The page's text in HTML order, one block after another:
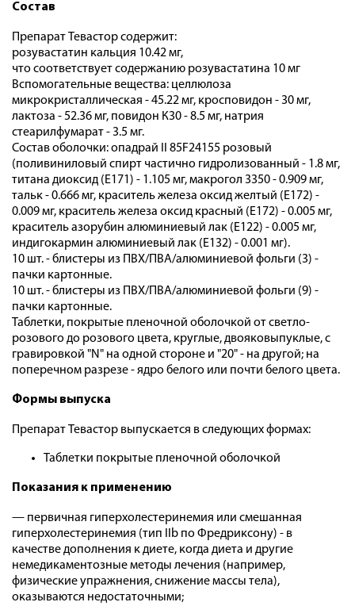
Состав
Препарат Тевастор содержит:
розувастатин кальция 10.42 мг,
что соответствует содержанию розувастатина 10 мг
Вспомогательные вещества: целлюлоза
микрокристаллическая - 45.22 мг, кросповидон - 30 мг,
лактоза - 52.36 мг, повидон К30 - 8.5 мг, натрия
стеарилфумарат - 3.5 мг.
Состав оболочки: опадрай II 85F24155 розовый
(поливиниловый спирт частично гидролизованный - 1.8 мг,
титана диоксид (E171) - 1.105 мг, макрогол 3350 - 0.909 мг,
тальк - 0.666 мг, краситель железа оксид желтый (E172) -
0.009 мг, краситель железа оксид красный (E172) - 0.005 мг,
краситель азорубин алюминиевый лак (E122) - 0.005 мг,
индигокармин алюминиевый лак (E132) - 0.001 мг).
10 шт. - блистеры из ПВХ/ПВА/алюминиевой фольги (3) -
пачки картонные.
10 шт. - блистеры из ПВХ/ПВА/алюминиевой фольги (9) -
пачки картонные.
Таблетки, покрытые пленочной оболочкой от светло-
розового до розового цвета, круглые, двояковыпуклые, с
гравировкой "N" на одной стороне и "20" - на другой; на
поперечном разрезе - ядро белого или почти белого цвета.
Формы выпуска
Препарат Тевастор выпускается в следующих формах:
Таблетки покрытые пленочной оболочкой
Показания к применению
— первичная гиперхолестеринемия или смешанная
гиперхолестеринемия (тип IIb по Фредриксону) - в
качестве дополнения к диете, когда диета и другие
немедикаментозные методы лечения (например,
физические упражнения, снижение массы тела),
оказываются недостаточными;